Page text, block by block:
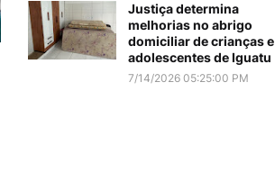
Justiça determina
melhorias no abrigo
domiciliar de crianças e
adolescentes de Iguatu
7/14/2026 05:25:00 PM